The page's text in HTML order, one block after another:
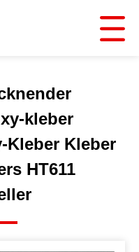
kleber
Kleber Kleber
HT611